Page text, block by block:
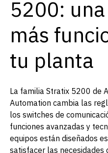
5200:
más
tu planta
La familia Stratix 5200 de
Automation cambia las
los switches de
funciones avanzadas y
equipos están diseñados
satisfacer las necesidades